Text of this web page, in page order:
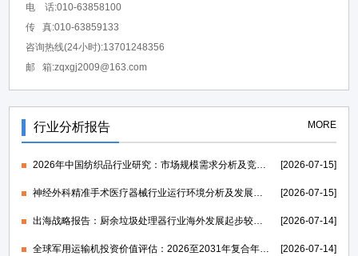
电 话:010-63858100
传 真:010-63859133
咨询热线(24小时):13701248356
邮 箱:zqxgj2009@163.com
行业分析报告 MORE
2026年中国纺织品行业研究：市场规模需求分析及竞争格局研究-中金企信发布 [2026-07-15]
神经外科精准手术医疗器械行业运行环境分析及发展策略研究报告-中金企信发布 [2026-07-15]
出海战略报告：厨余垃圾处理器行业海外发展起步较早，行业成熟度高-中金企信发布 [2026-07-14]
全球军用运输机投资价值评估：2026至2031年复合年均增长率维持在1.39%-中金企信发布 [2026-07-14]